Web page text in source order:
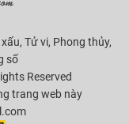
Tử vi, Phong thủy,
số
Reserved
trang web này